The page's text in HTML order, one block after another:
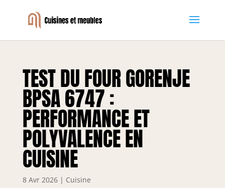
TEST DU FOUR GORENJE
BPSA 6747 :
PERFORMANCE ET
POLYVALENCE EN
CUISINE
8 Avr 2026| Cuisine